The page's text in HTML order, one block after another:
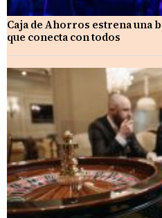
Caja de Ahorros estrena una
que conecta con todos